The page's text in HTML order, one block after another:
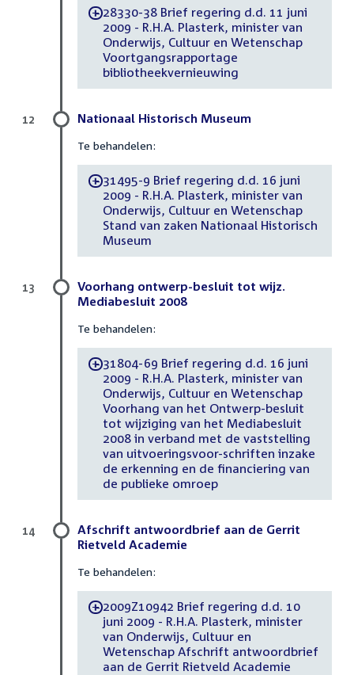
-28330-38 Brief regering d.d. 11 juni
2009 - R.H.A. Plasterk, minister van
Onderwijs, Cultuur en Wetenschap
Voortgangsrapportage
bibliotheekvernieuwing
Nationaal Historisch Museum
Te behandelen:
-31495-9 Brief regering d.d. 16 juni
2009 - R.H.A. Plasterk, minister van
Onderwijs, Cultuur en Wetenschap
Stand van zaken Nationaal Historisch
Museum
12
Voorhang ontwerp-besluit tot wijz.
Mediabesluit 2008
Te behandelen:
-31804-69 Brief regering d.d. 16 juni
2009 - R.H.A. Plasterk, minister van
Onderwijs, Cultuur en Wetenschap
Voorhang van het Ontwerp-besluit
tot wijziging van het Mediabesluit
2008 in verband met de vaststelling
van uitvoeringsvoor-schriften inzake
de erkenning en de financiering van
de publieke omroep
13
Afschrift antwoordbrief aan de Gerrit
Rietveld Academie
Te behandelen:
-2009Z10942 Brief regering d.d. 10
juni 2009 - R.H.A. Plasterk, minister
van Onderwijs, Cultuur en
Wetenschap Afschrift antwoordbrief
aan de Gerrit Rietveld Academie
14